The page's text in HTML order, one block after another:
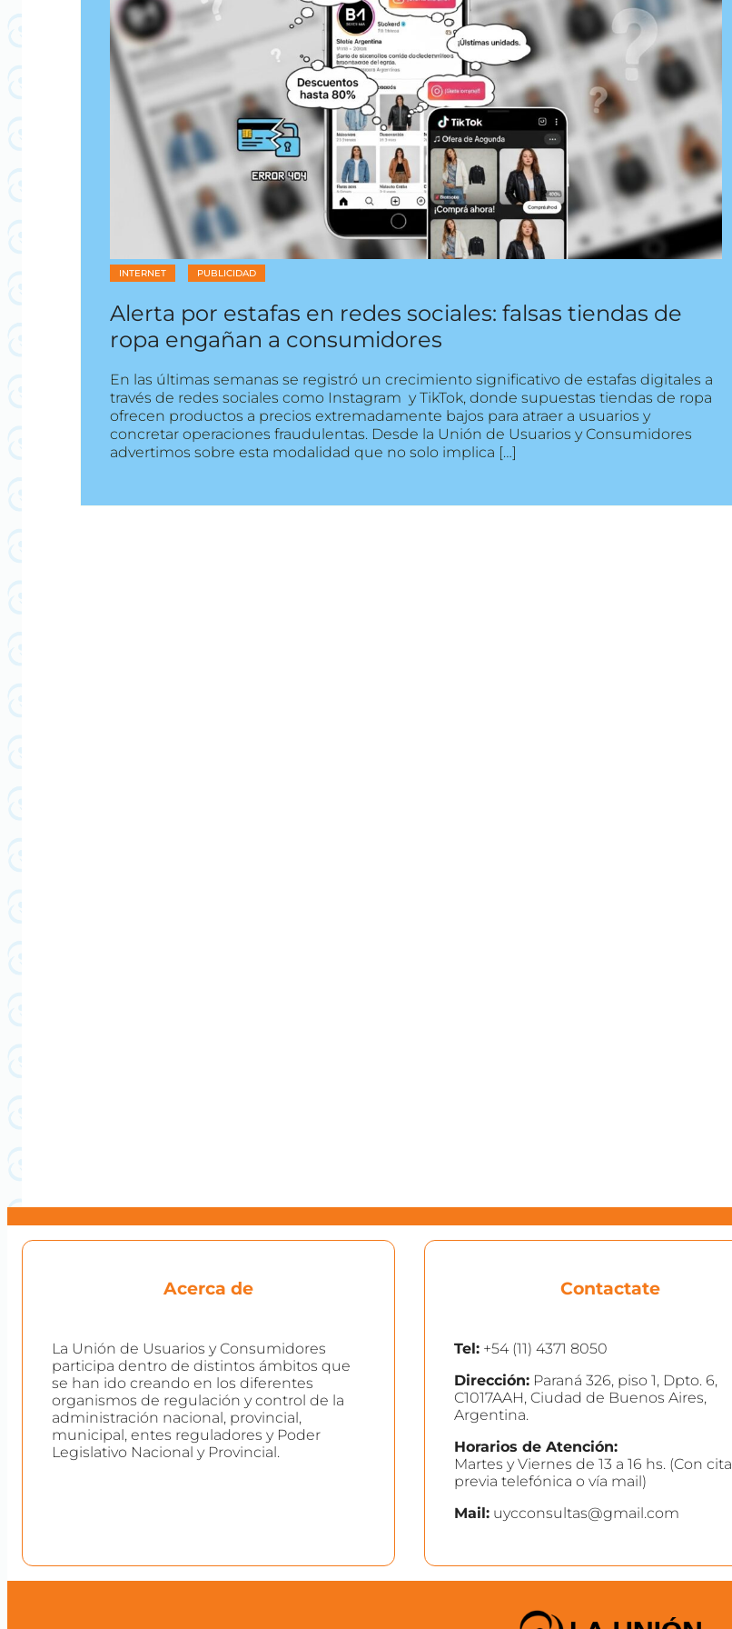
INTERNET PUBLICIDAD
Alerta por estafas en redes sociales: falsas tiendas de
ropa engañan a consumidores
En las últimas semanas se registró un crecimiento significativo de estafas digitales a
través de redes sociales como Instagram y TikTok, donde supuestas tiendas de ropa
ofrecen productos a precios extremadamente bajos para atraer a usuarios y
concretar operaciones fraudulentas. Desde la Unión de Usuarios y Consumidores
advertimos sobre esta modalidad que no solo implica […]
Acerca de
La Unión de Usuarios y Consumidores
participa dentro de distintos ámbitos que
se han ido creando en los diferentes
organismos de regulación y control de la
administración nacional, provincial,
municipal, entes reguladores y Poder
Legislativo Nacional y Provincial.
Contactate
Tel: +54 (11) 4371 8050
Dirección:Paraná 326, piso 1, Dpto. 6,
C1017AAH, Ciudad de Buenos Aires,
Argentina.
Horarios de Atención:
Martes y Viernes de 13 a 16 hs. (Con cita
previa telefónica o vía mail)
Mail: uycconsultas@gmail.com